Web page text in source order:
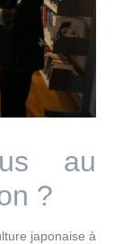
au
?
japonaise à